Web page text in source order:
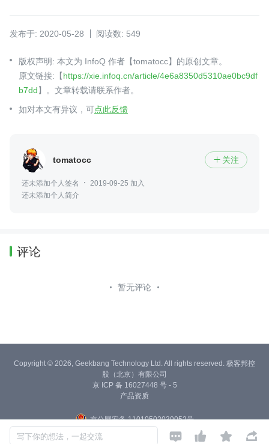
发布于: 2020-05-28 阅读数: 549
版权声明: 本文为 InfoQ 作者【tomatocc】的原创文章。
原文链接:【https://xie.infoq.cn/article/4e6a8350d5310ae0bc9df
b7dd】。文章转载请联系作者。
如对本文有异议，可点此反馈
tomatocc  关注
还未添加个人签名
2019-09-25 加入
还未添加个人简介
评论
暂无评论
写下你的想法，一起交流    
Copyright © 2026, Geekbang Technology Ltd. All rights reserved. 极客邦控
股（北京）有限公司
京 ICP 备 16027448 号 - 5
产品资质
京公网安备 11010502039052号